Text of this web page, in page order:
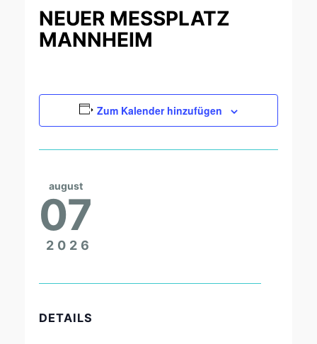
NEUER MESSPLATZ
MANNHEIM
Zum Kalender hinzufügen
august
07
2026
DETAILS